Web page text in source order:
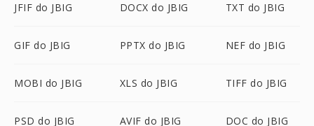
JFIF do JBIG DOCX do JBIG TXT do JBIG
GIF do JBIG PPTX do JBIG NEF do JBIG
MOBI do JBIG XLS do JBIG TIFF do JBIG
PSD do JBIG AVIF do JBIG DOC do JBIG